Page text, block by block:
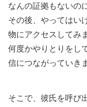
なんの証拠もないの
その後、やってはい
物にアクセスしてみ
何度かやりとりをし
信につながっていき
そこで、彼氏を呼び